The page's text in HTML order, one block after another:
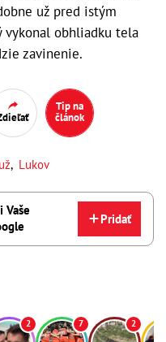
už pred istým
vykonal obhliadku tela
zavinenie.
Tip na
článok
, Lukov
Pridať
2 7 2